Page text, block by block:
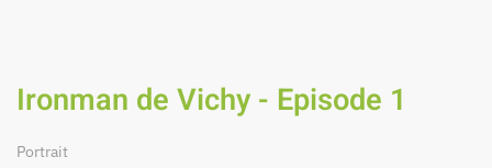
Ironman de Vichy - Episode 1
Portrait